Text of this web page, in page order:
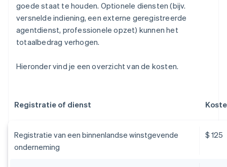
goede staat te houden. Optionele diensten (bijv.
versnelde indiening, een externe geregistreerde
agentdienst, professionele opzet) kunnen het
totaalbedrag verhogen.
Hieronder vind je een overzicht van de kosten.
Registratie of dienst
Registratie van een binnenlandse winstgevende
onderneming
$ 125